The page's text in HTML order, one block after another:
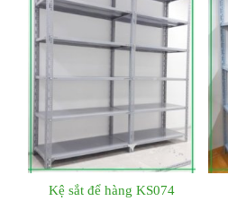
Kệ sắt để hàng KS074